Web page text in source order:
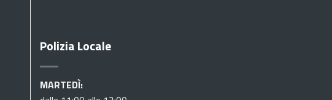
Polizia Locale
MARTEDÌ: